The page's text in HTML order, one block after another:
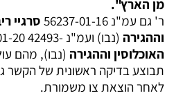
מן הארץ".
ר' גם עמ"נ 56237-01-16
סרגיי
וההגירה (נבו) ועמ"נ -42493 01-20
האוכלוסין וההגירה (נבו), מהם
תבוצע בדיקה ראשונית של הקשר
לאחר הוצאת צו משמורת.